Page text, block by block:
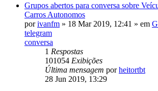
Grupos abertos para conversa sobre
Carros Autonomos
porivanfm » 18 Mar 2019, 12:41 » em
telegram
conversa
1 Respostas
101054 Exibições
Última mensagem porheitortbt
28 Jun 2019, 13:29